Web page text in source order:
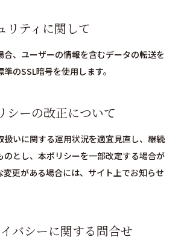
ティに関して
合、ユーザーの情報を含むデータの転送を
のSSL暗号を使用します。
ーの改正について
扱いに関する運用状況を適宜見直し、継続
のとし、本ポリシーを一部改定する場合が
変更がある場合には、サイト上でお知らせ
バシーに関する問合せ